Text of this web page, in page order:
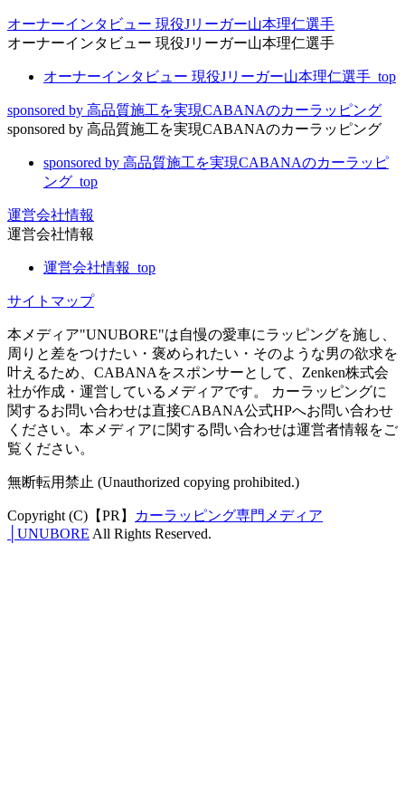
オーナーインタビュー 現役Jリーガー山本理仁選手
オーナーインタビュー 現役Jリーガー山本理仁選手
オーナーインタビュー 現役Jリーガー山本理仁選手_top
sponsored by 高品質施工を実現CABANAのカーラッピング
sponsored by 高品質施工を実現CABANAのカーラッピング
sponsored by 高品質施工を実現CABANAのカーラッピ
ング_top
運営会社情報
運営会社情報
運営会社情報_top
サイトマップ
本メディア"UNUBORE"は自慢の愛車にラッピングを施し、
周りと差をつけたい・褒められたい・そのような男の欲求を
叶えるため、CABANAをスポンサーとして、Zenken株式会
社が作成・運営しているメディアです。 カーラッピングに
関するお問い合わせは直接CABANA公式HPへお問い合わせ
ください。本メディアに関する問い合わせは運営者情報をご
覧ください。
無断転用禁止 (Unauthorized copying prohibited.)
Copyright (C)【PR】
カーラッピング専門メディア
│UNUBORE All Rights Reserved.